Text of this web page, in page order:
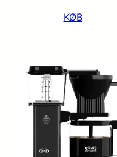
KØB